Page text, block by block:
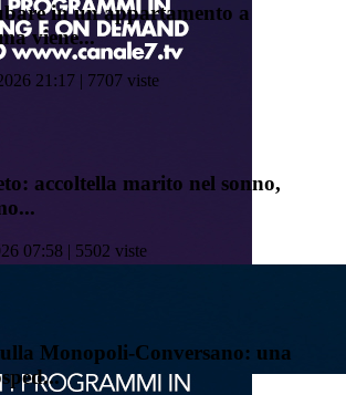
in un appartamento a
viene...
21:17 | 7707 viste
accoltella marito nel sonno,
07:58 | 5502 viste
Monopoli-Conversano: una